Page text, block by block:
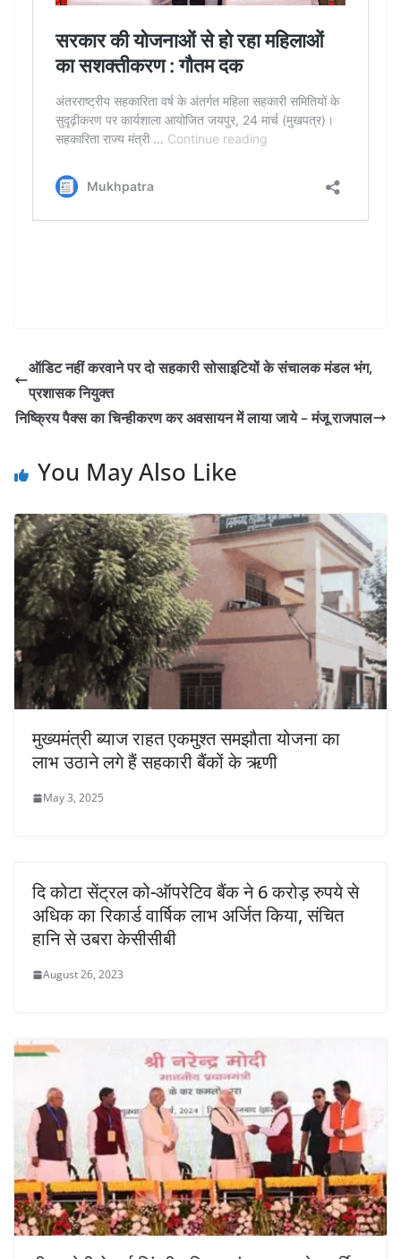
ऑडिट नहीं करवाने पर दो सहकारी सोसाइटियों के संचालक मंडल भंग,
प्रशासक नियुक्त
निष्क्रिय पैक्स का चिन्हीकरण कर अवसायन में लाया जाये – मंजू राजपाल
You May Also Like
मुख्यमंत्री ब्याज राहत एकमुश्त समझौता योजना का
लाभ उठाने लगे हैं सहकारी बैंकों के ऋणी
May 3, 2025
दि कोटा सेंट्रल को-ऑपरेटिव बैंक ने 6 करोड़ रुपये से
अधिक का रिकार्ड वार्षिक लाभ अर्जित किया, संचित
हानि से उबरा केसीसीबी
August 26, 2023